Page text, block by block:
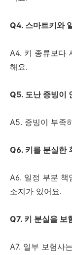
Q4. 스마트키와
A4. 키 종류보다
해요.
Q5. 도난 증빙이
A5. 증빙이 부족
Q6. 키를 분실한
A6. 일정 부분 책
소지가 있어요.
Q7. 키 분실을 보
A7. 일부 보험사